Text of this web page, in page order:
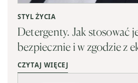
STYL ŻYCIA
Detergenty. Jak stosować
bezpiecznie i w zgodzie z
CZYTAJ WIĘCEJ